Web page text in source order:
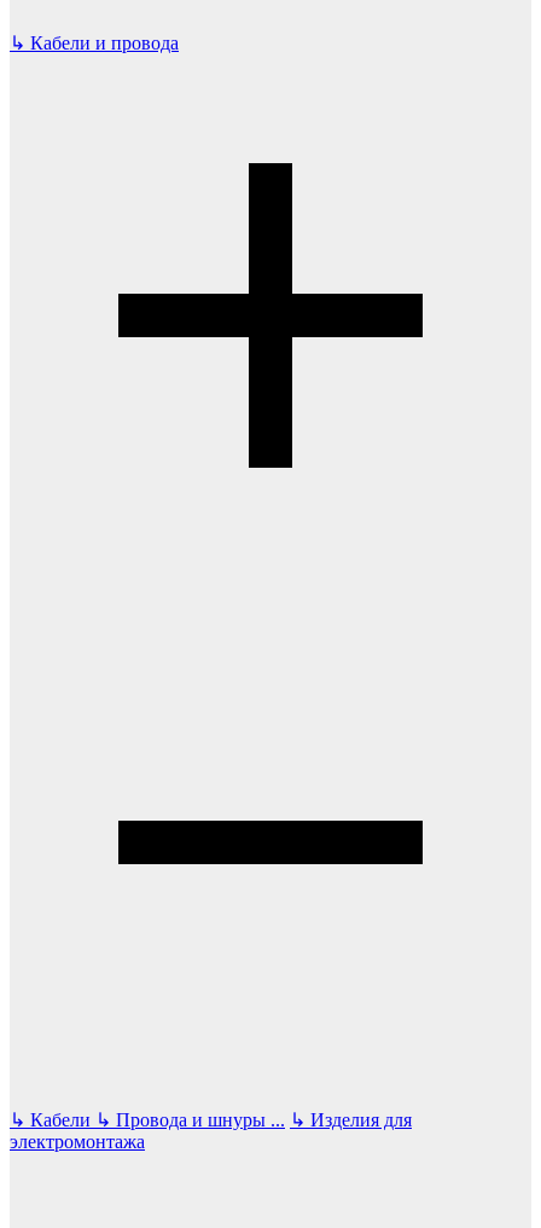
↳ Кабели и провода
↳ Кабели ↳ Провода и шнуры ... ↳ Изделия для
электромонтажа